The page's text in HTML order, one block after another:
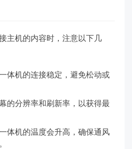
主机的内容时，注意以下几
体机的连接稳定，避免松动或
的分辨率和刷新率，以获得最
体机的温度会升高，确保通风